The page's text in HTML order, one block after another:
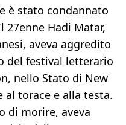
è stato condannato
Hadi Matar,
aveva aggredito
del festival letterario
nello Stato di New
al torace e alla testa.
di morire, aveva